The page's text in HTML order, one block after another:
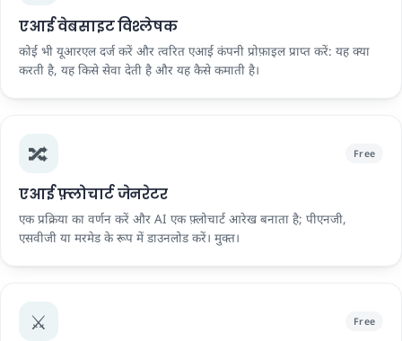
एआई वेबसाइट विश्लेषक
कोई भी यूआरएल दर्ज करें और त्वरित एआई कंपनी प्रोफ़ाइल प्राप्त करें: यह क्या
करती है, यह किसे सेवा देती है और यह कैसे कमाती है।
🔀 Free
एआई फ़्लोचार्ट जेनरेटर
एक प्रक्रिया का वर्णन करें और AI एक फ़्लोचार्ट आरेख बनाता है; पीएनजी,
एसवीजी या मरमेड के रूप में डाउनलोड करें। मुक्त।
⚔️ Free